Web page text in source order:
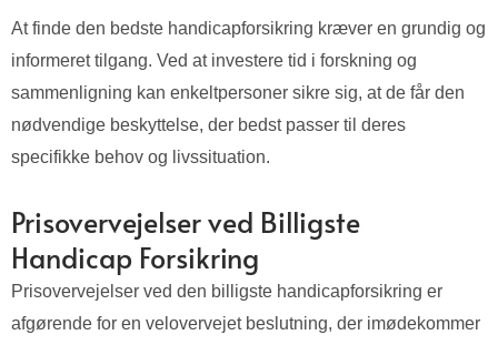
At finde den bedste handicapforsikring kræver en grundig og
informeret tilgang. Ved at investere tid i forskning og
sammenligning kan enkeltpersoner sikre sig, at de får den
nødvendige beskyttelse, der bedst passer til deres
specifikke behov og livssituation.
Prisovervejelser ved Billigste
Handicap Forsikring
Prisovervejelser ved den billigste handicapforsikring er
afgørende for en velovervejet beslutning, der imødekommer